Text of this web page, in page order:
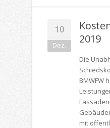
10
Dez.
2019
Die
BMWFW
mit